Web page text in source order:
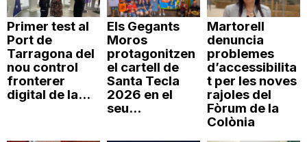
Primer test al
Port de
Tarragona del
nou control
fronterer
digital de la...
Els Gegants
Moros
protagonitzen
el cartell de
Santa Tecla
2026 en el
seu...
Martorell
denuncia
problemes
d’accessibilita
t per les noves
rajoles del
Fòrum de la
Colònia